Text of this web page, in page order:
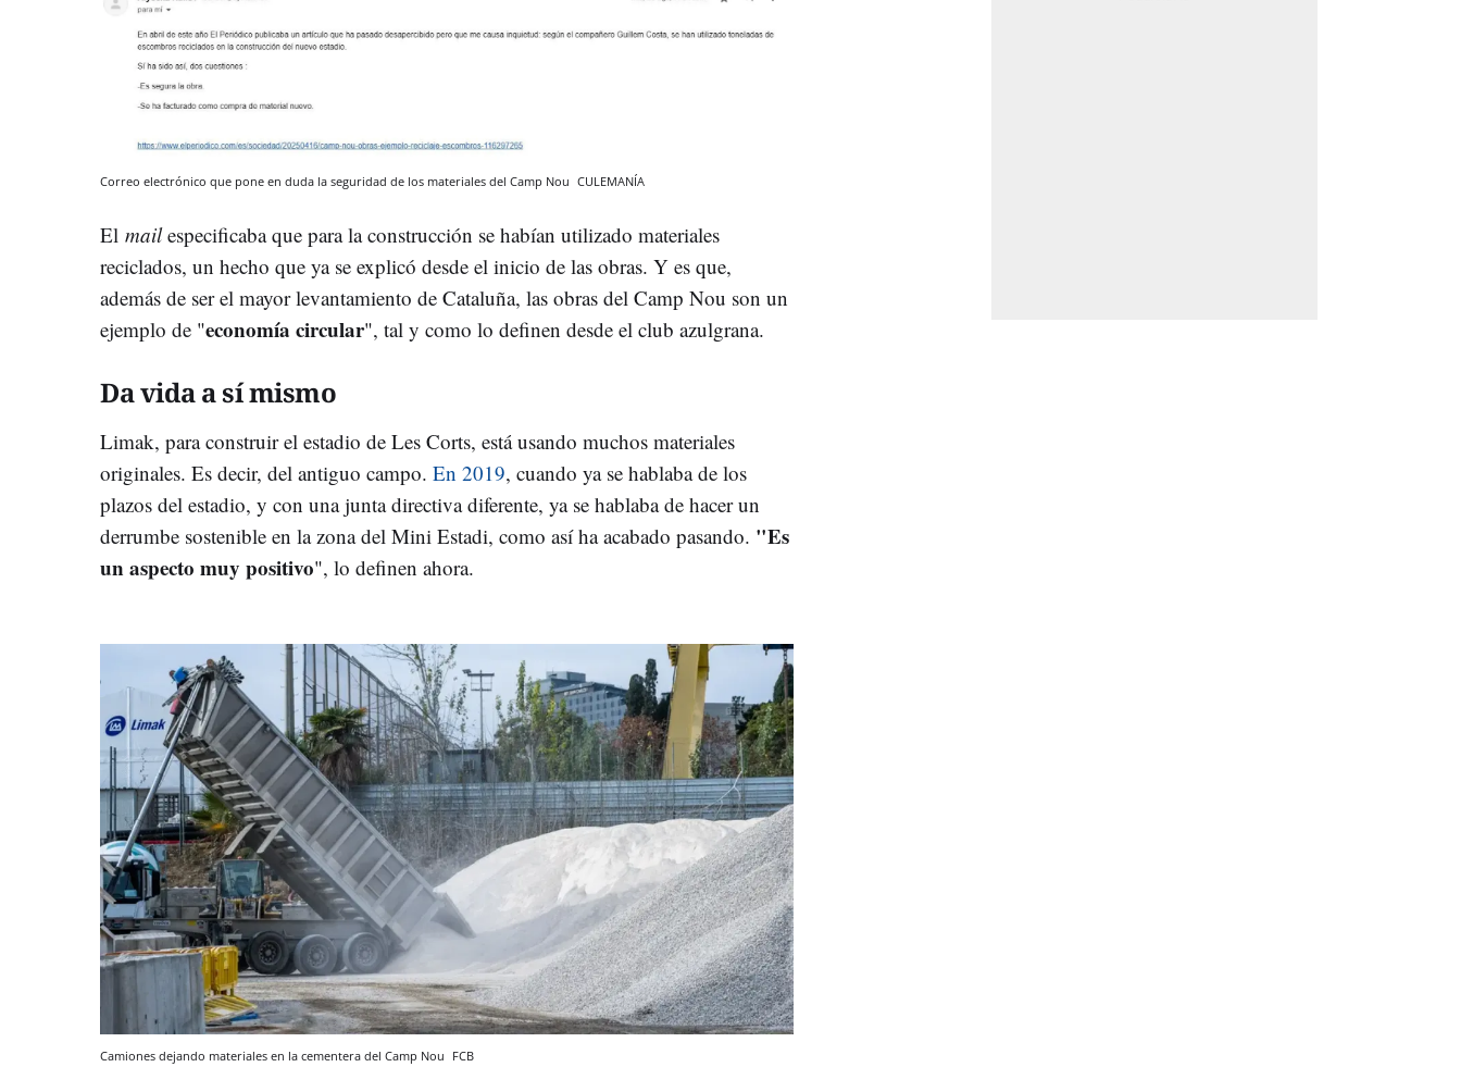
Correo electrónico que pone en duda la seguridad de los materiales del Camp Nou CULEMANÍA
El mailespecificaba que para la construcción se habían utilizado materiales
reciclados, un hecho que ya se explicó desde el inicio de las obras. Y es que,
además de ser el mayor levantamiento de Cataluña, las obras del Camp Nou son un
ejemplo de "economía circular", tal y como lo definen desde el club azulgrana.
Da vida a sí mismo
Limak, para construir el estadio de Les Corts, está usando muchos materiales
originales. Es decir, del antiguo campo. En 2019, cuando ya se hablaba de los
plazos del estadio, y con una junta directiva diferente, ya se hablaba de hacer un
derrumbe sostenible en la zona del Mini Estadi, como así ha acabado pasando. "Es
un aspecto muy positivo", lo definen ahora.
Camiones dejando materiales en la cementera del Camp Nou FCB